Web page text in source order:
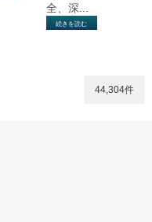
全、深...
続きを読む
44,304件